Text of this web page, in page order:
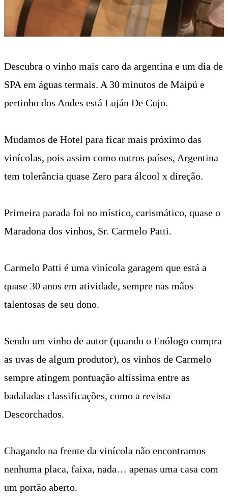
Descubra o vinho mais caro da argentina e um dia de
SPA em águas termais. A 30 minutos de Maipú e
pertinho dos Andes está Luján De Cujo.
Mudamos de Hotel para ficar mais próximo das
vinícolas, pois assim como outros países, Argentina
tem tolerância quase Zero para álcool x direção.
Primeira parada foi no místico, carismático, quase o
Maradona dos vinhos, Sr. Carmelo Patti.
Carmelo Patti é uma vinícola garagem que está a
quase 30 anos em atividade, sempre nas mãos
talentosas de seu dono.
Sendo um vinho de autor (quando o Enólogo compra
as uvas de algum produtor), os vinhos de Carmelo
sempre atingem pontuação altíssima entre as
badaladas classificações, como a revista
Descorchados.
Chagando na frente da vinícola não encontramos
nenhuma placa, faixa, nada… apenas uma casa com
um portão aberto.